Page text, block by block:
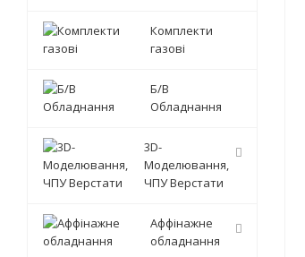
Комплекти
газові
Б/В
Обладнання
3D-
Моделювання,
ЧПУ Верстати
Аффінажне
обладнання